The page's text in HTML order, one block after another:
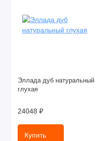
Эллада дуб натуральный
глухая
24048 ₽
Купить